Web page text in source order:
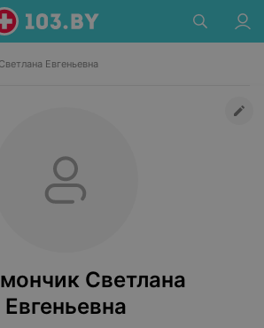
Евгеньевна
Светлана
Евгеньевна